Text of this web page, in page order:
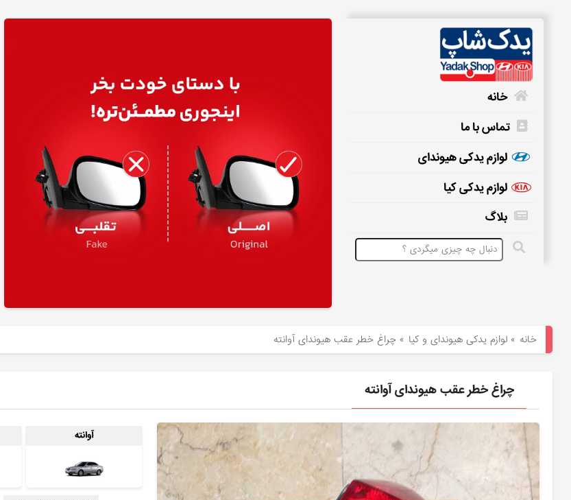
لوازم
خانه
تماس با ما
لوازم یدکی هیوندای
لوازم یدکی کیا
بلاگ
خانه »لوازم یدکی هیوندای و کیا » چراغ خطر عقب هیوندای آوانته
چراغ خطر عقب هیوندای آوانته
آوانته